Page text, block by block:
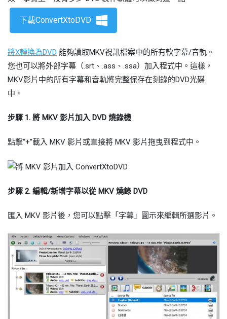
下載ConvertXtoDVD
將X轉換為DVD 能夠讀取MKV視訊檔案中的所有軟字幕/音軌。
您也可以將外部字幕（.srt、.ass、.ssa）加入程式中。這樣，
MKV影片中的所有字幕和音軌將完整保存在刻錄的DVD光碟
中。
步驟 1. 將 MKV 影片加入 DVD 燒錄機
點擊“+”載入 MKV 影片或直接將 MKV 影片拖曳到程式中。
步驟 2. 編輯/新增字幕以從 MKV 燒錄 DVD
匯入 MKV 影片後，您可以點擊「字幕」圖示來編輯所選影片。